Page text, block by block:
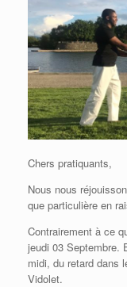
Chers pratiquants,
Nous nous
que particulière en
Contrairement à ce
jeudi 03 Septembre.
midi, du retard dans
Vidolet.